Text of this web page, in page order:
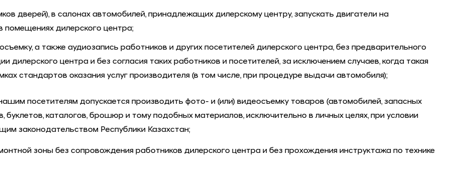
дверей), в салонах автомобилей, принадлежащих дилерскому центру, запускать двигатели на
дилерского центра;
а также аудиозапись работников и других посетителей дилерского центра, без предварительного
дилерского центра и без согласия таких работников и посетителей, за исключением случаев, когда такая
стандартов оказания услуг производителя (в том числе, при процедуре выдачи автомобиля);
посетителям допускается производить фото- и (или) видеосъемку товаров (автомобилей, запасных
буклетов, каталогов, брошюр и тому подобных материалов, исключительно в личных целях, при условии
законодательством Республики Казахстан;
зоны без сопровождения работников дилерского центра и без прохождения инструктажа по технике